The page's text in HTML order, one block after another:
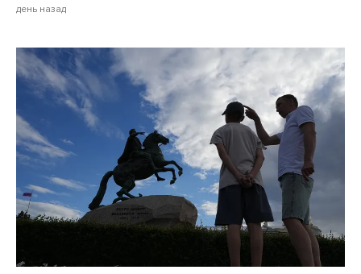
день назад